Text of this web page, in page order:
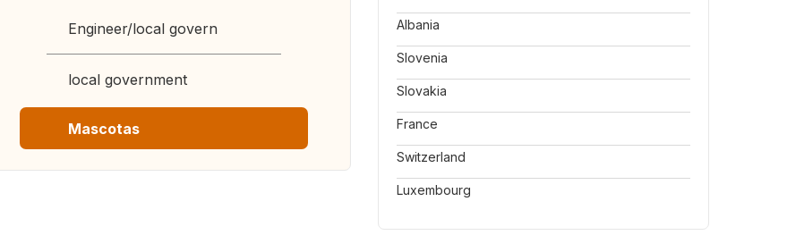
Engineer/local govern
local government
Mascotas
Albania
Slovenia
Slovakia
France
Switzerland
Luxembourg